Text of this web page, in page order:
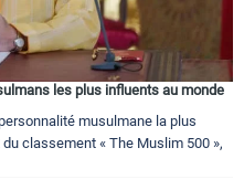
les plus influents au monde
musulmane la plus
classement « The Muslim 500 »,